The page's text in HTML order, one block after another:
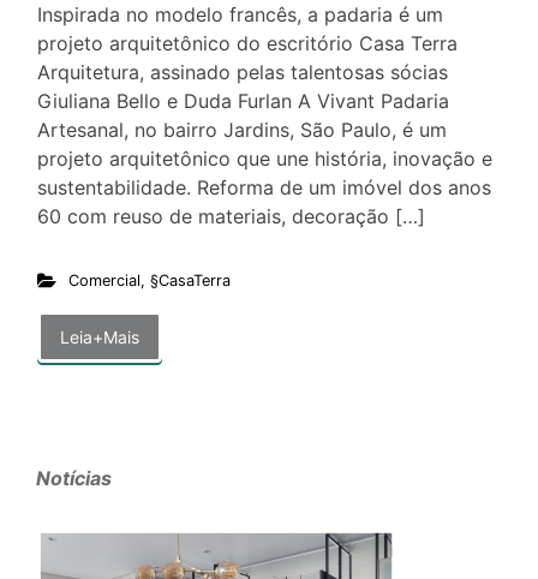
Inspirada no modelo francês, a padaria é um
projeto arquitetônico do escritório Casa Terra
Arquitetura, assinado pelas talentosas sócias
Giuliana Bello e Duda Furlan A Vivant Padaria
Artesanal, no bairro Jardins, São Paulo, é um
projeto arquitetônico que une história, inovação e
sustentabilidade. Reforma de um imóvel dos anos
60 com reuso de materiais, decoração […]
Comercial, §CasaTerra
Leia+Mais
Notícias